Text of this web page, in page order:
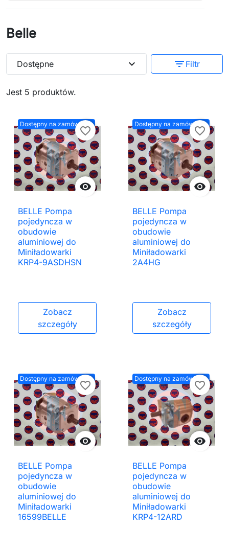
Belle
Jest 5 produktów.
Dostępne expand_more filter_list Filtr
Dostępny na zamówienie

favorite_border
BELLE Pompa
pojedyncza w
obudowie
aluminiowej do
Miniładowarki
KRP4-9ASDHSN
Zobacz
szczegóły
Dostępny na zamówienie

favorite_border
BELLE Pompa
pojedyncza w
obudowie
aluminiowej do
Miniładowarki
2A4HG
Zobacz
szczegóły
Dostępny na zamówienie

favorite_border
BELLE Pompa
pojedyncza w
obudowie
aluminiowej do
Miniładowarki
16599BELLE
Dostępny na zamówienie

favorite_border
BELLE Pompa
pojedyncza w
obudowie
aluminiowej do
Miniładowarki
KRP4-12ARD